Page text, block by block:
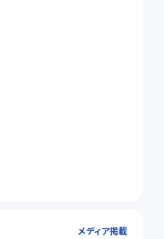
メディア掲載